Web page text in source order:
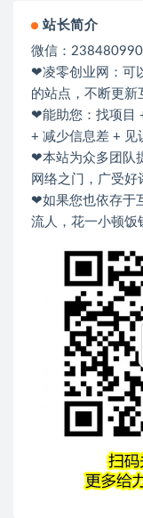
站长简介
微信：
❤凌零创业网：可
的站点，不断更新
❤能助您：找项目
+ 减少信息差 + 见
❤本站为众多团队
网络之门，广受好
❤如果您也依存于
流人，花一小顿饭